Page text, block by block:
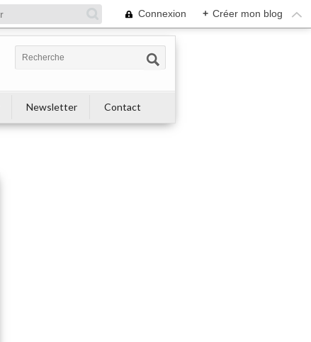
Connexion + Créer mon blog
Newsletter Contact